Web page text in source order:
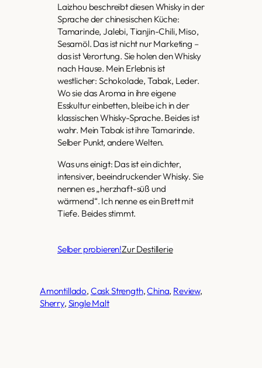
Laizhou beschreibt diesen Whisky in der
Sprache der chinesischen Küche:
Tamarinde, Jalebi, Tianjin-Chili, Miso,
Sesamöl. Das ist nicht nur Marketing –
das ist Verortung. Sie holen den Whisky
nach Hause. Mein Erlebnis ist
westlicher: Schokolade, Tabak, Leder.
Wo sie das Aroma in ihre eigene
Esskultur einbetten, bleibe ich in der
klassischen Whisky-Sprache. Beides ist
wahr. Mein Tabak ist ihre Tamarinde.
Selber Punkt, andere Welten.
Was uns einigt: Das ist ein dichter,
intensiver, beeindruckender Whisky. Sie
nennen es „herzhaft-süß und
wärmend“. Ich nenne es ein Brett mit
Tiefe. Beides stimmt.
Selber probieren!Zur Destillerie
Amontillado, Cask Strength, China, Review
Sherry, Single Malt